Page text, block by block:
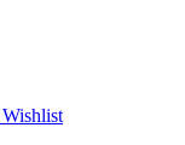
Wishlist